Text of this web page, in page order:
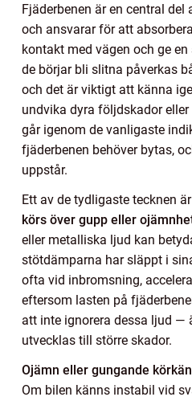
Fjäderbenen är en central
och ansvarar för att
kontakt med vägen och ge
de börjar bli slitna påverkas
och det är viktigt att känna
undvika dyra följdskador
går igenom de vanligaste
fjäderbenen behöver bytas,
uppstår.
Ett av de tydligaste tecknen är
körs över gupp eller
eller metalliska ljud kan
stötdämparna har släppt i
ofta vid inbromsning,
eftersom lasten på
att inte ignorera dessa ljud —
utvecklas till större skador.
Ojämn eller gungande
Om bilen känns instabil vid